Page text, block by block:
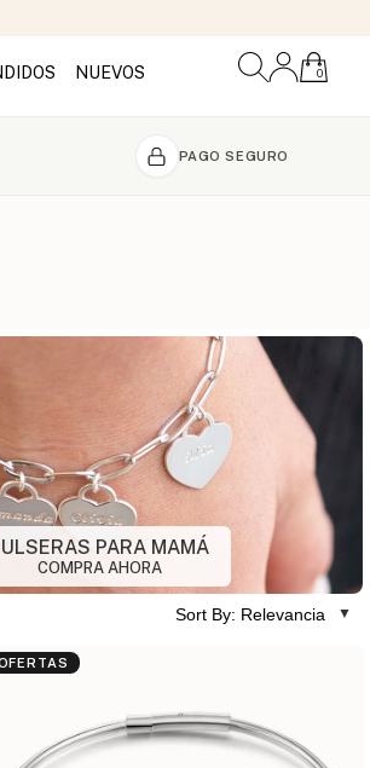
NUEVOS 0
PAGO SEGURO
PARA MAMÁ
COMPRA AHORA
Sort By: Relevancia